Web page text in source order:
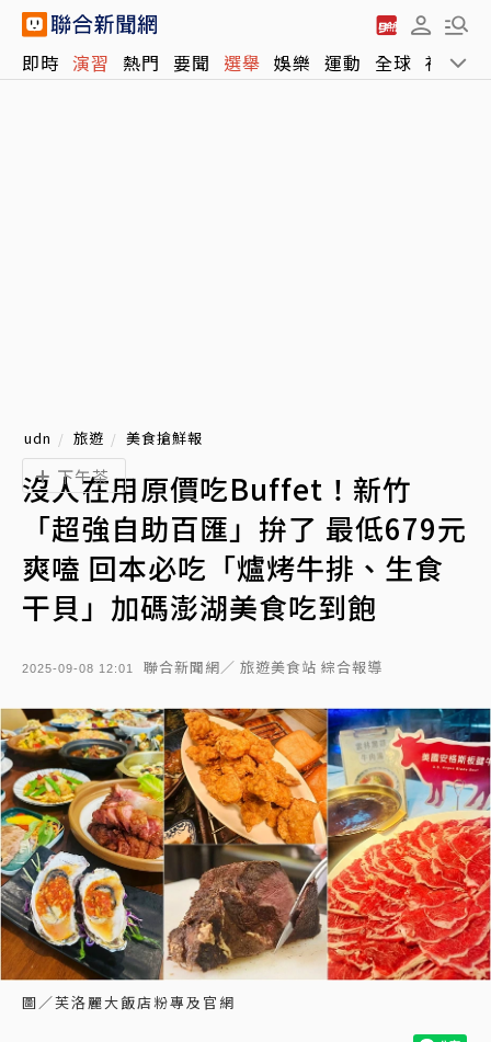
即時 演習 熱門 要聞 選舉 娛樂 運動 全球 社會
udn 旅遊 美食搶鮮報
沒人在用原價吃Buffet！新竹
「超強自助百匯」拚了 最低679元
爽嗑 回本必吃「爐烤牛排、生食
干貝」加碼澎湖美食吃到飽
2025-09-08 12:01 聯合新聞網／ 旅遊美食站 綜合報導
下午茶
圖／芙洛麗大飯店粉專及官網